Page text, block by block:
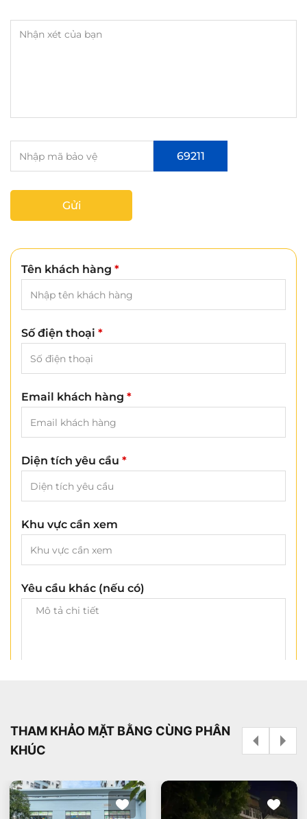
69211
Gửi
Tên khách hàng *
Số điện thoại *
Email khách hàng *
Diện tích yêu cầu *
Khu vực cần xem
Yêu cầu khác (nếu có)
THAM KHẢO MẶT BẰNG CÙNG PHÂN
KHÚC